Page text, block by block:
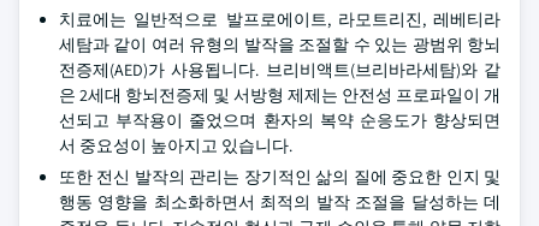
치료에는 일반적으로 발프로에이트, 라모트리진, 레베티라
세탐과 같이 여러 유형의 발작을 조절할 수 있는 광범위 항뇌
전증제(AED)가 사용됩니다. 브리비액트(브리바라세탐)와 같
은 2세대 항뇌전증제 및 서방형 제제는 안전성 프로파일이 개
선되고 부작용이 줄었으며 환자의 복약 순응도가 향상되면
서 중요성이 높아지고 있습니다.
또한 전신 발작의 관리는 장기적인 삶의 질에 중요한 인지 및
행동 영향을 최소화하면서 최적의 발작 조절을 달성하는 데